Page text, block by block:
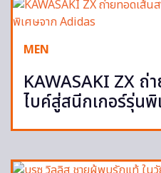
MEN
KAWASAKI ZX ถ่
ไบค์สู่สนีกเกอร์รุ่น